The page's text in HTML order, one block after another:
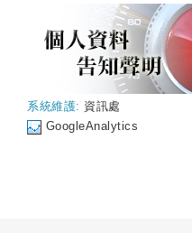
系統維護: 資訊處
GoogleAnalytics